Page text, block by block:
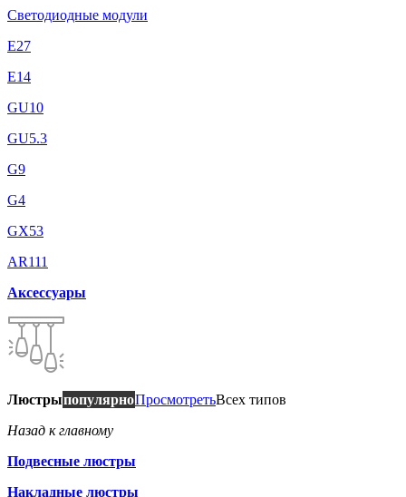
Светодиодные модули
E27
E14
GU10
GU5.3
G9
G4
GX53
AR111
Аксессуары
ЛюстрыпопулярноПросмотретьВсех типов
Назад к главному
Подвесные люстры
Накладные люстры